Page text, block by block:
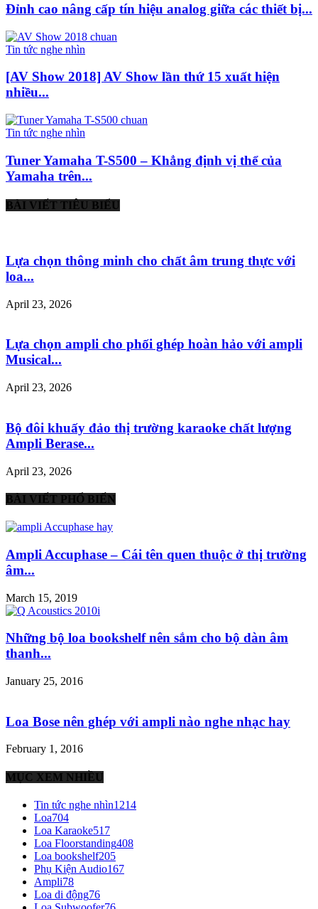
Đỉnh cao nâng cấp tín hiệu analog giữa các thiết bị...
Tin tức nghe nhìn
[AV Show 2018] AV Show lần thứ 15 xuất hiện
nhiều...
Tin tức nghe nhìn
Tuner Yamaha T-S500 – Khẳng định vị thể của
Yamaha trên...
BÀI VIẾT TIÊU BIỂU
Lựa chọn thông minh cho chất âm trung thực với
loa...
April 23, 2026
Lựa chọn ampli cho phối ghép hoàn hảo với ampli
Musical...
April 23, 2026
Bộ đôi khuấy đảo thị trường karaoke chất lượng
Ampli Berase...
April 23, 2026
BÀI VIẾT PHỔ BIẾN
Ampli Accuphase – Cái tên quen thuộc ở thị trường
âm...
March 15, 2019
Những bộ loa bookshelf nên sắm cho bộ dàn âm
thanh...
January 25, 2016
Loa Bose nên ghép với ampli nào nghe nhạc hay
February 1, 2016
MỤC XEM NHIỀU
Tin tức nghe nhìn1214
Loa704
Loa Karaoke517
Loa Floorstanding408
Loa bookshelf205
Phụ Kiện Audio167
Ampli78
Loa di động76